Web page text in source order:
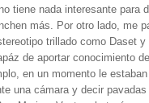
tiene nada interesante para
más. Por otro lado, me
trillado como Daset
de aportar conocimiento
en un momento le
una cámara y decir